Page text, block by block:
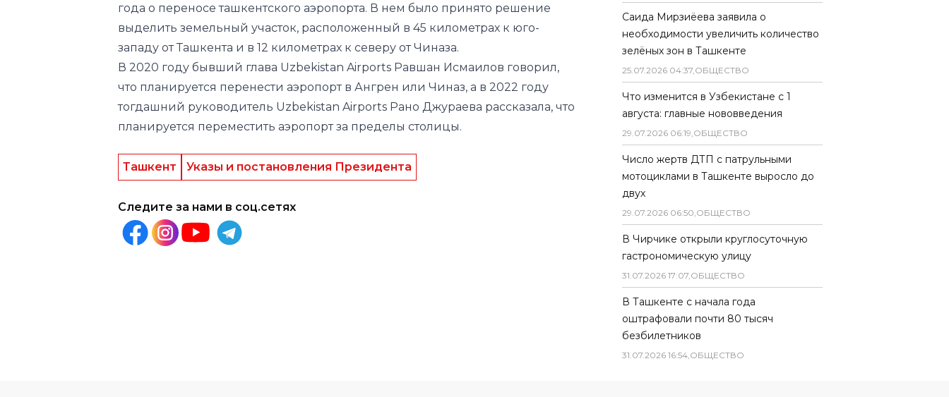
года о переносе ташкентского аэропорта. В нем было принято решение
выделить земельный участок, расположенный в 45 километрах к юго-
западу от Ташкента и в 12 километрах к северу от Чиназа.
В 2020 году бывший глава Uzbekistan Airports Равшан Исмаилов говорил,
что планируется перенести аэропорт в Ангрен или Чиназ, а в 2022 году
тогдашний руководитель Uzbekistan Airports Рано Джураева рассказала, что
планируется переместить аэропорт за пределы столицы.
Ташкент Указы и постановления Президента
Следите за нами в соц.сетях
Саида Мирзиёева заявила о
необходимости увеличить количество
зелёных зон в Ташкенте
25.07.2026 04:37,ОБЩЕСТВО
Что изменится в Узбекистане с 1
августа: главные нововведения
29.07.2026 06:19,ОБЩЕСТВО
Число жертв ДТП с патрульными
мотоциклами в Ташкенте выросло до
двух
29.07.2026 06:50,ОБЩЕСТВО
В Чирчике открыли круглосуточную
гастрономическую улицу
31.07.2026 17:07,ОБЩЕСТВО
В Ташкенте с начала года
оштрафовали почти 80 тысяч
безбилетников
31.07.2026 16:54,ОБЩЕСТВО